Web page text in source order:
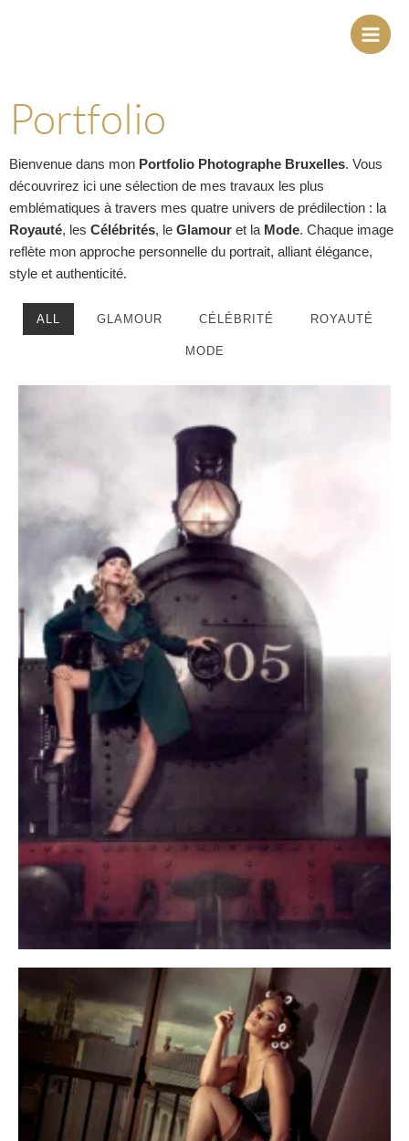
Portfolio
Bienvenue dans mon Portfolio Photographe Bruxelles. Vous
découvrirez ici une sélection de mes travaux les plus
emblématiques à travers mes quatre univers de prédilection : la
Royauté, les Célébrités, le Glamour et la Mode. Chaque image
reflète mon approche personnelle du portrait, alliant élégance,
style et authenticité.
ALL GLAMOUR CÉLÉBRITÉ ROYAUTÉ
MODE